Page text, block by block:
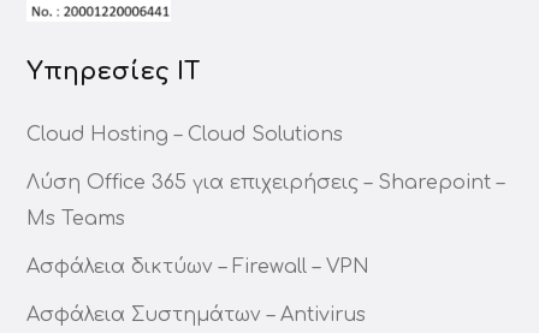
Υπηρεσίες ΙΤ
Cloud Hosting – Cloud Solutions
Λύση Office 365 για επιχειρήσεις – Sharepoint –
Ms Teams
Ασφάλεια δικτύων – Firewall – VPN
Ασφάλεια Συστημάτων – Antivirus